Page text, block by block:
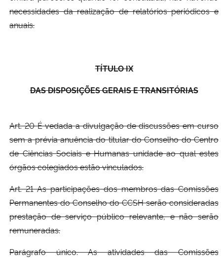
necessidades da realização de relatórios periódicos e
anuais.
TÍTULO IX
DAS DISPOSIÇÕES GERAIS E TRANSITÓRIAS
Art. 20 É vedada a divulgação de discussões em curso
sem a prévia anuência do titular do Conselho do Centro
de Ciências Sociais e Humanas unidade ao qual estes
órgãos colegiados estão vinculados.
Art. 21 As participações dos membros das Comissões
Permanentes do Conselho do CCSH serão consideradas
prestação de serviço público relevante, e não serão
remuneradas.
Parágrafo único. As atividades das Comissões